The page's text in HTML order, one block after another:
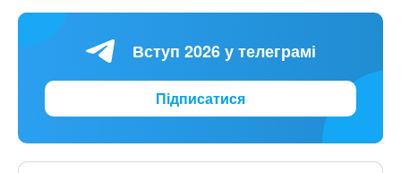
Вступ 2026 у телеграмі
Підписатися